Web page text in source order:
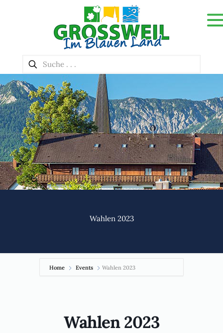
Wahlen 2023
Home Events Wahlen 2023
Wahlen 2023